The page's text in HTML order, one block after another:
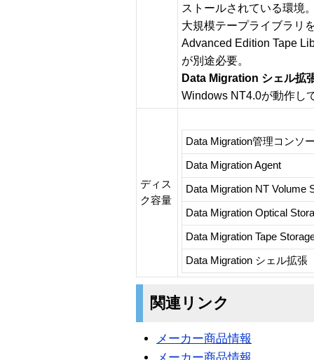
ストールされている環境
大規模テープライブラリ
Advanced Edition Tape
が別途必要。
Data Migration シェル拡
Windows NT4.0が動作し
ディス
ク容量
Data Migration管理コンソ
Data Migration Agent
Data Migration NT Volume
Data Migration Optical
Data Migration Tape
Data Migration シェル拡張
関連リンク
メーカー商品情報